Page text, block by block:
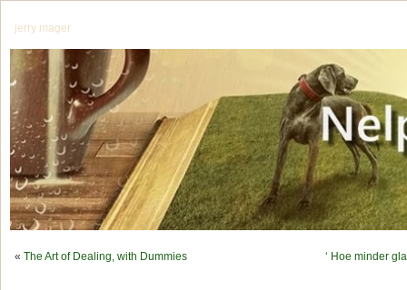
jerry mager
« The Art of Dealing, with Dummies ‘ Hoe minder